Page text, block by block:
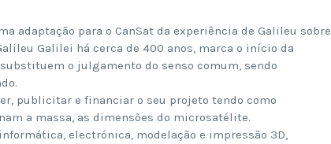
adaptação para o CanSat da experiência de Galileu sobre
Galilei há cerca de 400 anos, marca o início da
o julgamento do senso comum, sendo
publicitar e financiar o seu projeto tendo como
a massa, as dimensões do microsatélite.
electrónica, modelação e impressão 3D,